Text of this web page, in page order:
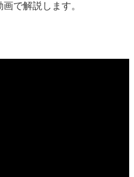
で解説します。